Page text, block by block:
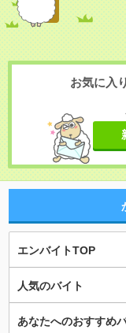
お気に入
エンバイトTOP
人気のバイト
あなたへのおすすめ